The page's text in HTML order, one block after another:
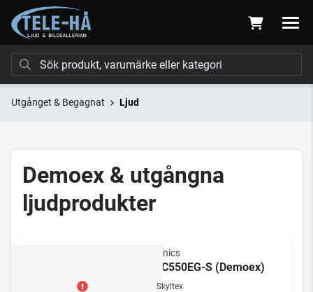
Utgånget & Begagnat Ljud
Demoex & utgångna
ljudprodukter
Technics
SU-C550EG-S (Demoex)
Skyltex